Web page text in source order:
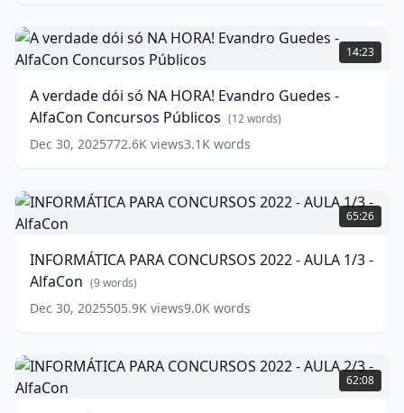
Prof.
Giancarla
Bombonato
Mude
Sua
words)
A
verdade
dói
NA
HORA!
Evandro
Guedes
AlfaCon
Concursos
Públicos
14:23
A verdade dói só NA HORA! Evandro Guedes -
AlfaCon Concursos Públicos (12words)
Dec 30, 2025772.6K views3.1K words
INFORMÁTICA
PARA
CONCURSOS
-
AULA
1/3
words)
65:26
INFORMÁTICA PARA CONCURSOS 2022 - AULA 1/3 -
AlfaCon (9words)
Dec 30, 2025505.9K views9.0K words
INFORMÁTICA
PARA
CONCURSOS
62:08